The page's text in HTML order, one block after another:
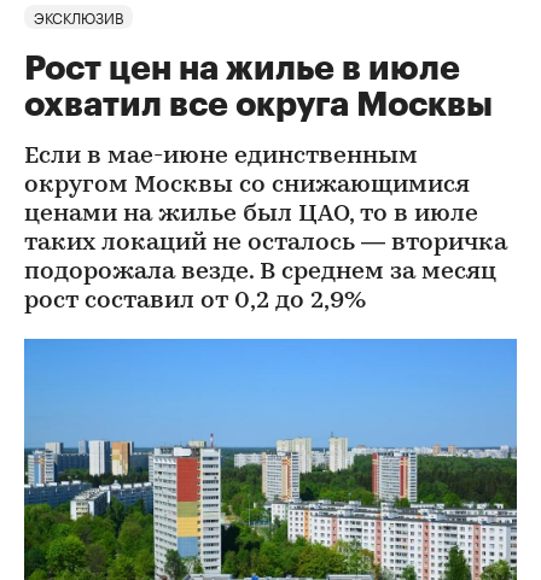
ЭКСКЛЮЗИВ
Рост цен на жилье в июле
охватил все округа Москвы
Если в мае-июне единственным
округом Москвы со снижающимися
ценами на жилье был ЦАО, то в июле
таких локаций не осталось — вторичка
подорожала везде. В среднем за месяц
рост составил от 0,2 до 2,9%